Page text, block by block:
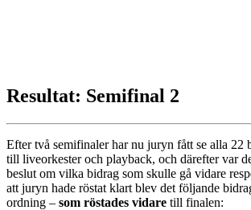
Resultat: Semifinal 2
Efter två semifinaler har nu juryn fått se alla 22
till liveorkester och playback, och därefter var
beslut om vilka bidrag som skulle gå vidare
att juryn hade röstat klart blev det följande
ordning – som röstades vidare till finalen: